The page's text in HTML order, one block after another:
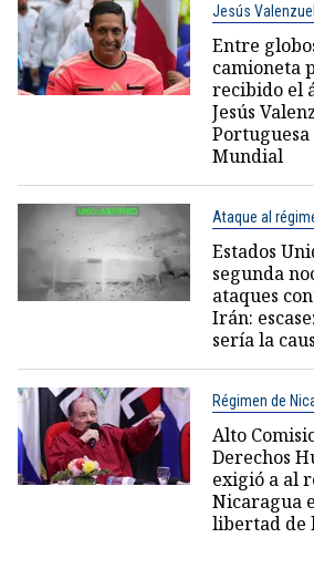
Jesús
Entre
camioneta
recibido el
Jesús
Mundial
Ataque al
Estados
segunda
ataques
Irán:
sería la
Régimen de
Alto
Derechos
exigió a al
Nicaragua
libertad de